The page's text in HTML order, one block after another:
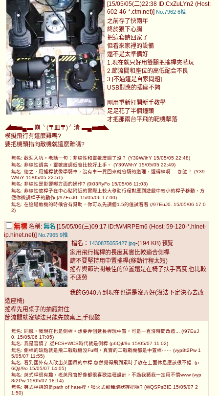
[15/05/05(二)22:38 ID:CxZuLYn2 (Host:
602-46-*.ctm.net)] No.7962 6推
之前存了快兩年
終於狠下心腸
把這套請回家了
但看來家裡的設備
還不是太準備好
1.現在就只好用雙腿把搖桿夾著玩
2.節流閥和座位的高低配合不良
3.[不過這是自家問題]
USB對應的插座不夠
剛用重新打開新手教學
足足花了半個鐘頭
才把那兩台平飛的靶機擊落
◢▆▅▄▃-崩╰(〒皿〒)╯潰-▃▄▅▆◣
模擬飛行有這麼難嗎?
要把機頭指向敵機就這麼難嗎?
無名: 歡迎入坑。老話一句：非線性和靈敏度調了沒？ (Y39W/ihY 15/05/05 22:48)
無名: 非線性調高，靈敏度調低會比較好上手。 (Y39W/ihY 15/05/05 22:49)
無名: 總之，用搖桿就像學騎車，沒有車一買回來就會騎的道理，還得練啊.... 加油！ (Y39
W/ihY 15/05/05 22:51)
無名: 非線性是影響哪方面的操作? (0i03RyFo 15/05/06 11:03)
無名: 非線性使桿子在中心點附近的實際上較大移動行程對應到遊戲中較小的桿子移動，方
便你微調桿子的動作 (/97EuJ0. 15/05/06 17:00)
無名: 在追瞄敵機的時候會有幫助，你可以先調個1.5的值試看看 (/97EuJ0. 15/05/06 17:0
2)
無標 名稱: 無名 [15/05/06(三)09:17 ID:fWMRPEm6 (Host: 59-120-*.hinet-
ip.hinet.net)] No.7965 9推
檔名： 1430875055427.jpg-(194 KB) 預覽
家用飛行搖桿的長度其實比較適合側桿
請不要堅持用中置搖桿(移動行程太短)
搖桿與節流閥最佳的位置還是在椅子扶手高度,也比較
不疲勞
我的G940弄到現在也還是沒弄好(沒法下定決心去改
造座椅)
搖桿先用桌子的抽屜鉗住
節流閥就沒辦法只能先放桌上,手很酸
無名: 同感，我現在也是側桿。想要弄個延長桿玩中置，可是一直沒時間改造... (/97EuJ
0. 15/05/06 17:05)
無名: 我是習慣了,從FCS+WCS時代就是側桿 (p6QjI/9o 15/05/07 11:02)
無名: 側桿的缺點就是飛二戰戰機沒Fu啊，真實的二戰戰機都是中置桿⋯⋯ (vyp8t2Pw 1
5/05/07 11:55)
無名: 看到國外有人改出英國風的中桿,忽然覺得飛到累時手放在上面休息應該很不錯. (p
6QjI/9o 15/05/07 14:05)
無名: 英式桿很有趣，老英飛官好像都很喜歡這種設計，不過我猜我一定用不慣www (vyp
8t2Pw 15/05/07 18:14)
無名: 英式桿指的是path of hate裡，噴火式那種環狀握把嗎? (WQSPsBIE 15/05/07 2
1:50)